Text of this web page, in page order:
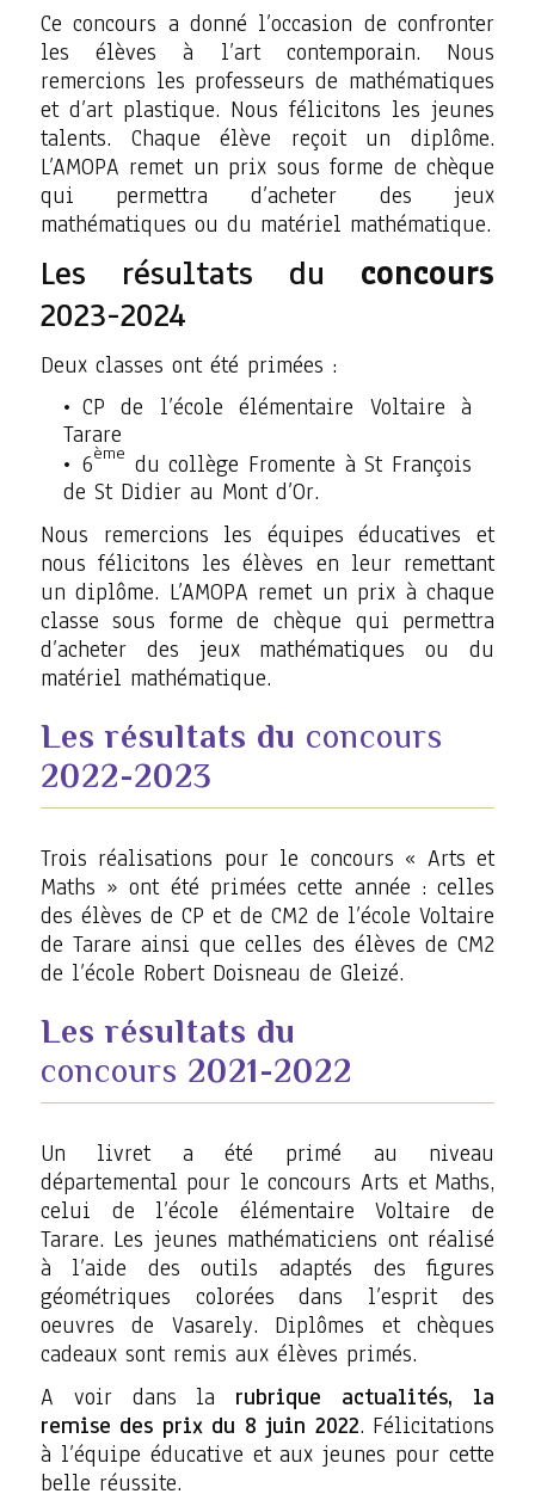
Ce concours a donné l’occasion de confronter
les élèves à l’art contemporain. Nous
remercions les professeurs de mathématiques
et d’art plastique. Nous félicitons les jeunes
talents. Chaque élève reçoit un diplôme.
L’AMOPA remet un prix sous forme de chèque
qui permettra d’acheter des jeux
mathématiques ou du matériel mathématique.
Les résultats du concours
2023-2024
Deux classes ont été primées :
CP de l’école élémentaire Voltaire à
Tarare
6ème du collège Fromente à St François
de St Didier au Mont d’Or.
Nous remercions les équipes éducatives et
nous félicitons les élèves en leur remettant
un diplôme. L’AMOPA remet un prix à chaque
classe sous forme de chèque qui permettra
d’acheter des jeux mathématiques ou du
matériel mathématique.
Les résultats du concours
2022-2023
Trois réalisations pour le concours « Arts et
Maths » ont été primées cette année : celles
des élèves de CP et de CM2 de l’école Voltaire
de Tarare ainsi que celles des élèves de CM2
de l’école Robert Doisneau de Gleizé.
Les résultats du
concours 2021-2022
Un livret a été primé au niveau
départemental pour le concours Arts et Maths,
celui de l’école élémentaire Voltaire de
Tarare. Les jeunes mathématiciens ont réalisé
à l’aide des outils adaptés des figures
géométriques colorées dans l’esprit des
oeuvres de Vasarely. Diplômes et chèques
cadeaux sont remis aux élèves primés.
A voir dans la rubrique actualités, la
remise des prix du 8 juin 2022. Félicitations
à l’équipe éducative et aux jeunes pour cette
belle réussite.